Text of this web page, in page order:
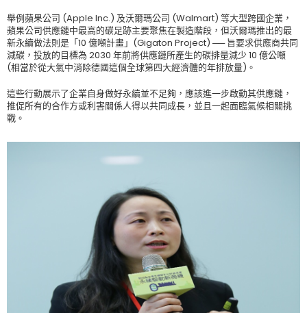
舉例蘋果公司 (Apple Inc.) 及沃爾瑪公司 (Walmart) 等大型跨國企業，
蘋果公司供應鏈中最高的碳足跡主要聚焦在製造階段，但沃爾瑪推出的最
新永續做法則是「10 億噸計畫」(Gigaton Project) ── 旨要求供應商共同
減碳，投放的目標為 2030 年前將供應鏈所產生的碳排量減少 10 億公噸
(相當於從大氣中消除德國這個全球第四大經濟體的年排放量)。
這些行動展示了企業自身做好永續並不足夠，應該進一步啟動其供應鏈，
推促所有的合作方或利害關係人得以共同成長，並且一起面臨氣候相關挑
戰。